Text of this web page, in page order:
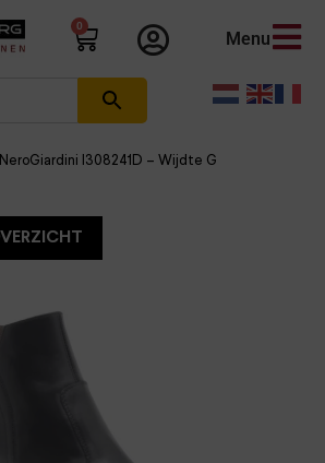
0
Menu
NeroGiardini I308241D – Wijdte G